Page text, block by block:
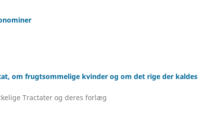
om frugtsommelige kvinder og om det rige der kaldes
Tractater og deres forlæg